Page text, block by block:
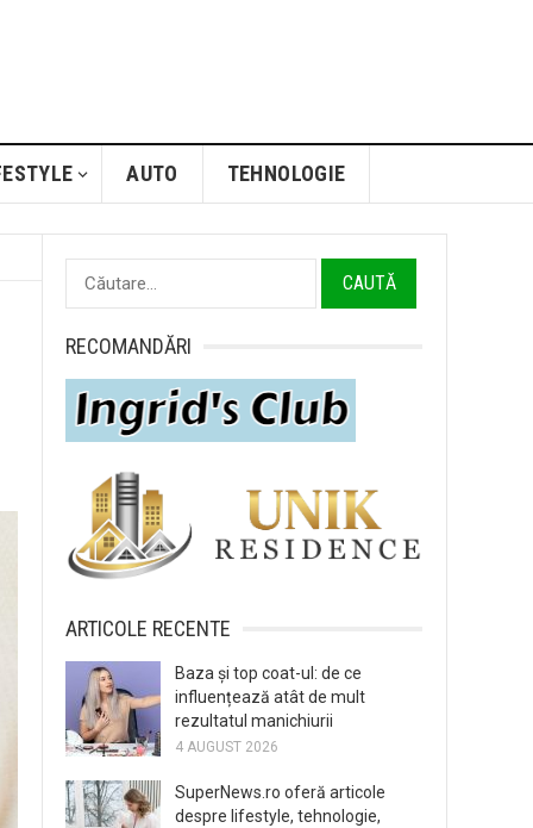
AUTO TEHNOLOGIE
Caută
după:
RECOMANDĂRI
ARTICOLE RECENTE
Baza și top coat-ul: de ce
influențează atât de mult
rezultatul manichiurii
4 AUGUST 2026
SuperNews.ro oferă articole
despre lifestyle, tehnologie,